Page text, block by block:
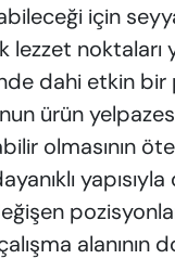
için
lezzet noktaları
dahi etkin
ürün
olmasının
yapısıyla
alanının